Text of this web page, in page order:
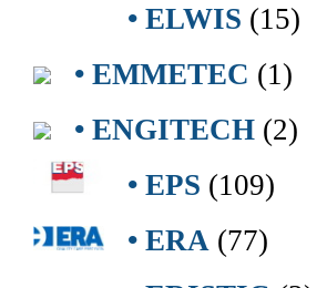
• ELWIS (15)
• EMMETEC (1)
• ENGITECH (2)
• EPS (109)
• ERA (77)